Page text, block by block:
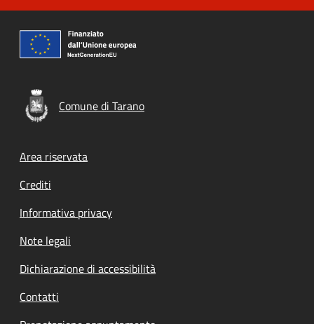
Comune di Tarano
Footer menu
Area riservata
Crediti
Informativa privacy
Note legali
Dichiarazione di accessibilità
Contatti